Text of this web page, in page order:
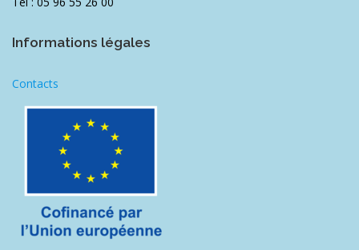
Informations légales
Contacts